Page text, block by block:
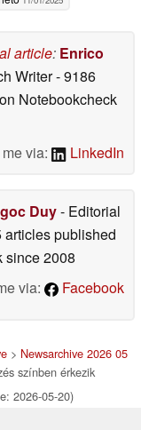
article: Enrico
Writer- 9186
Notebookcheck
me via:
LinkedIn
Duy- Editorial
articles published
since 2008
via:
Facebook
> Newsarchive 2026 05
színben érkezik
2026-05-20)